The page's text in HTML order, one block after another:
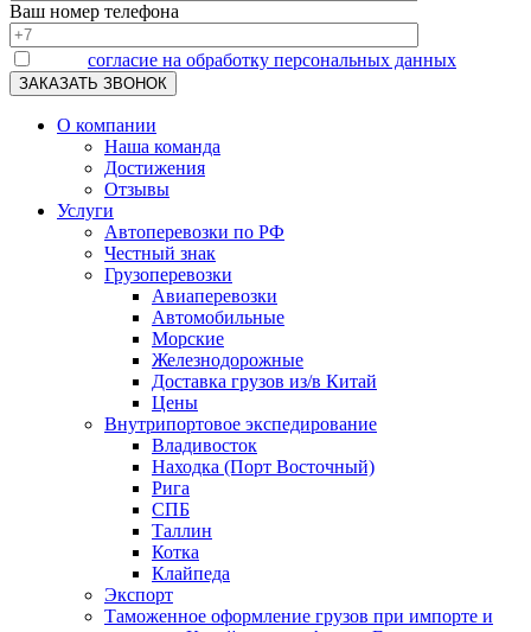
Ваш номер телефона
согласие на обработку персональных данных
О компании
Наша команда
Достижения
Отзывы
Услуги
Автоперевозки по РФ
Честный знак
Грузоперевозки
Авиаперевозки
Автомобильные
Морские
Железнодорожные
Доставка грузов из/в Китай
Цены
Внутрипортовое экспедирование
Владивосток
Находка (Порт Восточный)
Рига
СПБ
Таллин
Котка
Клайпеда
Экспорт
Таможенное оформление грузов при импорте и